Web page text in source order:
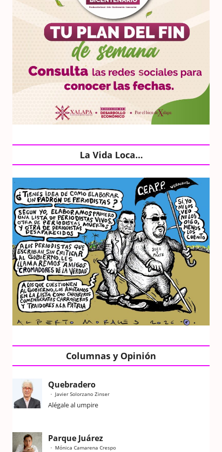
La Vida Loca…
Columnas y Opinión
Quebradero
Javier Solorzano Zinser
Alégale al umpire
Parque Juárez
Mónica Camarena Crespo